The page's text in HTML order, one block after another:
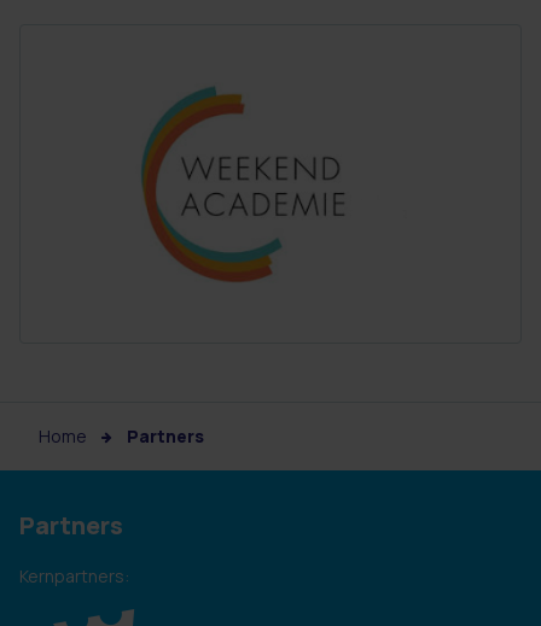
Home Partners
Partners
Kernpartners: